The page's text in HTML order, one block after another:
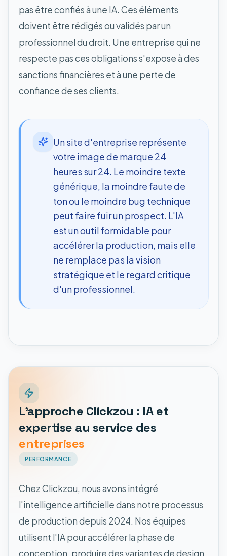
pas être confiés à une IA. Ces éléments
doivent être rédigés ou validés par un
professionnel du droit. Une entreprise qui ne
respecte pas ces obligations s'expose à des
sanctions financières et à une perte de
confiance de ses clients.
Un site d'entreprise représente
votre image de marque 24
heures sur 24. Le moindre texte
générique, la moindre faute de
ton ou le moindre bug technique
peut faire fuir un prospect. L'IA
est un outil formidable pour
accélérer la production, mais elle
ne remplace pas la vision
stratégique et le regard critique
d'un professionnel.
L'approche Clickzou : IA et
expertise au service des
entreprises
PERFORMANCE
Chez Clickzou, nous avons intégré
l'intelligence artificielle dans notre processus
de production depuis 2024. Nos équipes
utilisent l'IA pour accélérer la phase de
conception, produire des variantes de design